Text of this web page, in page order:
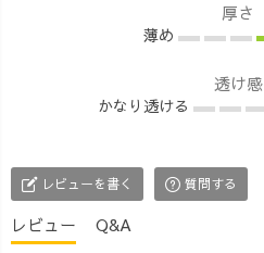
厚さ
薄め
透け感
かなり透ける
レビューを書く 質問する
レビュー Q&A